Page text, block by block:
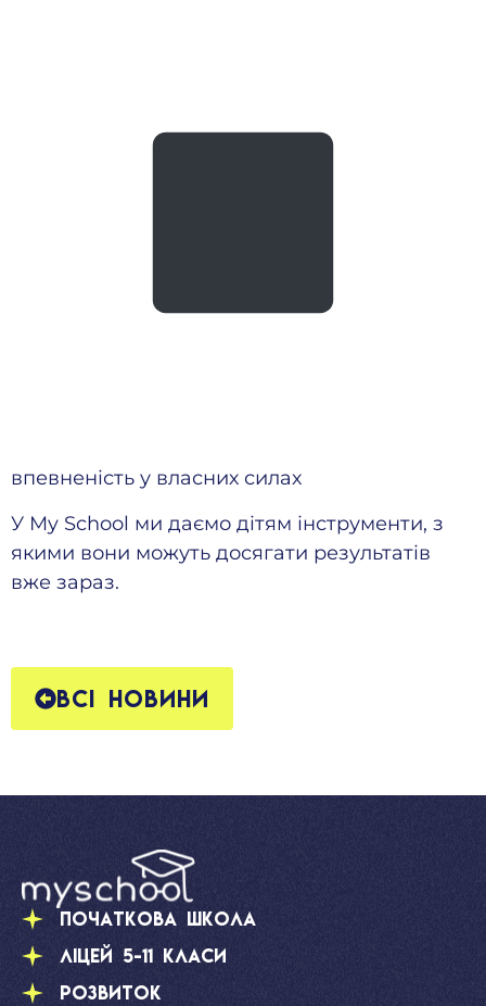
впевненість у власних силах
У My School ми даємо дітям інструменти, з
якими вони можуть досягати результатів
вже зараз.
Всі новини
Початкова школа
Ліцей 5-11 класи
Розвиток